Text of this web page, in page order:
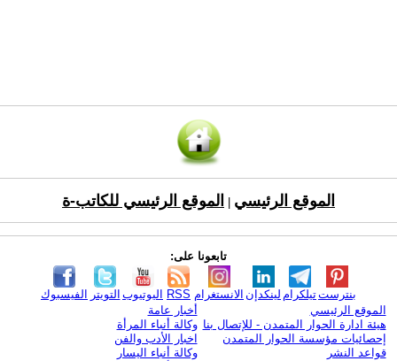
الموقع الرئيسي الموقع الرئيسي للكاتب-ة
تابعونا على:
الفيسبوك التويتر اليوتيوب RSS الانستغرام لينكدإن تيلكرامبنترست
الموقع الرئيسي
هيئة ادارة الحوار المتمدن - للإتصال بنا
إحصائيات مؤسسة الحوار المتمدن
قواعد النشر
أخبار عامة
وكالة أنباء المرأة
اخبار الأدب والفن
وكالة أنباء اليسار